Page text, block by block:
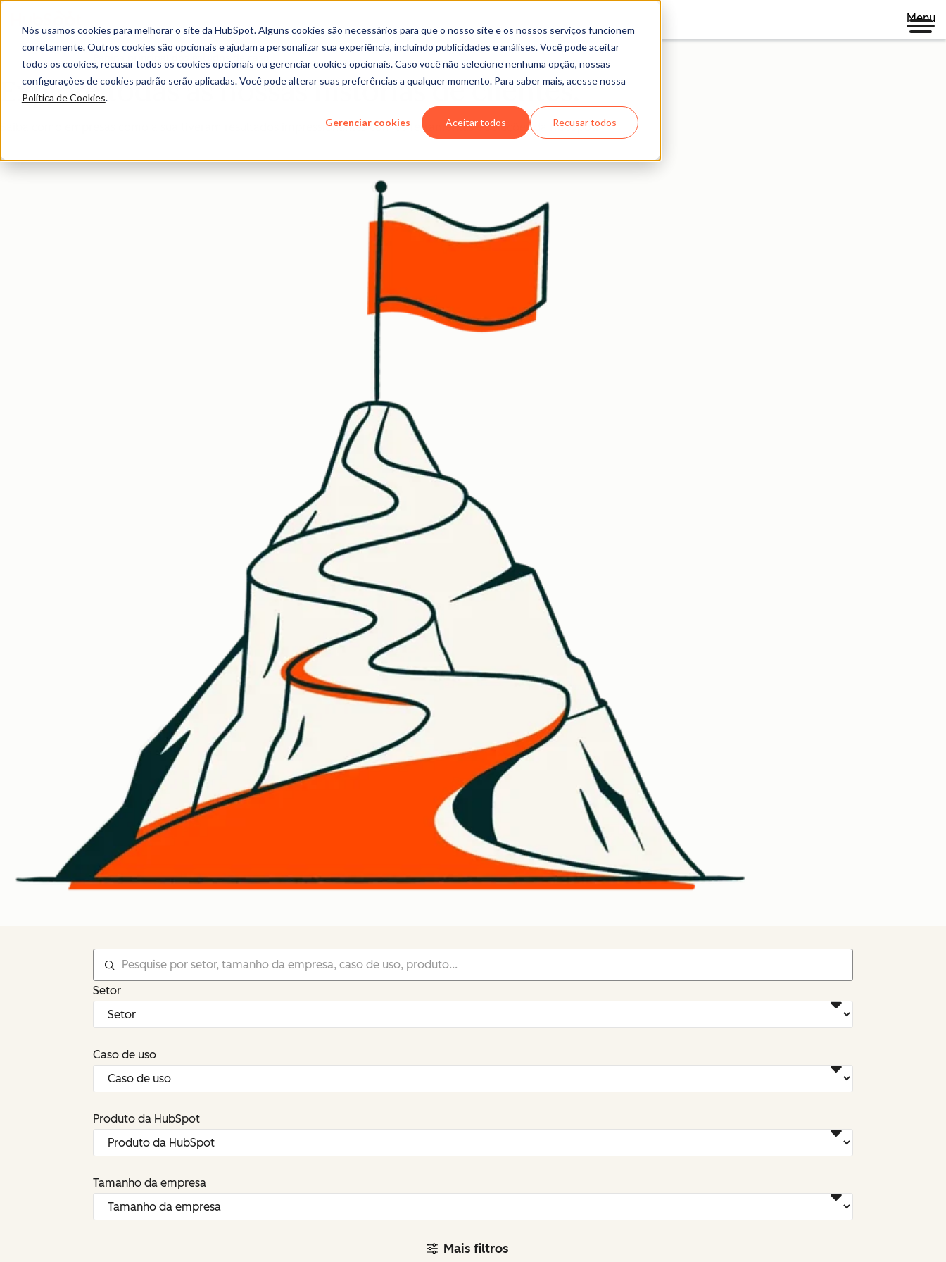
Nós usamos cookies para melhorar o site da HubSpot. Alguns cookies são necessários para que o nosso site e os nossos serviços funcionem
corretamente. Outros cookies são opcionais e ajudam a personalizar sua experiência, incluindo publicidades e análises. Você pode aceitar
todos os cookies, recusar todos os cookies opcionais ou gerenciar cookies opcionais. Caso você não selecione nenhuma opção, nossas
configurações de cookies padrão serão aplicadas. Você pode alterar suas preferências a qualquer momento. Para saber mais, acesse nossa
Política de Cookies.
Gerenciar cookies Aceitar todos Recusar todos
Menu
Página principal dos estudos de caso
Explore todas as nossas histórias de clientes.
Saiba como empresas como a sua tiveram resultados impressionantes com as ferramentas e soluções da HubSpot.
Mais filtros
Setor
Caso de uso
Produto da HubSpot
Tamanho da empresa